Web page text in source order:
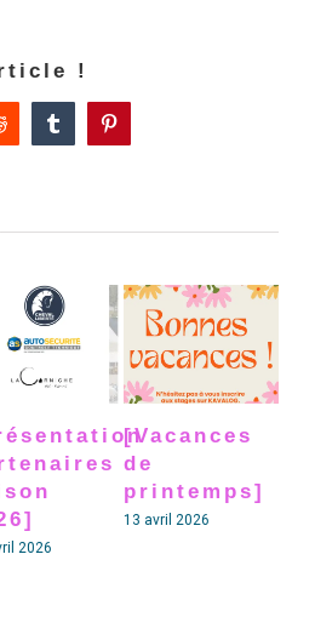
!
Reddit Tumblr
2026
[Vacances
de
printemps]
13 avril 2026